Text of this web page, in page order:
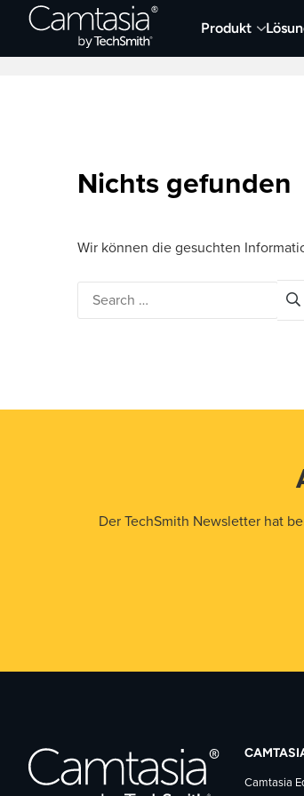
Direkt
Produkt
Neueste Artikel Screen
Nichts gefunden
Wir können die gesuchten
Der TechSmith Newsletter hat
Camtasia